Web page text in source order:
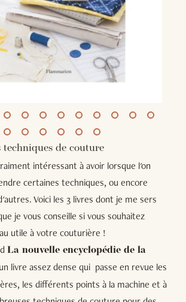
techniques de couture
intéressant à avoir lorsque l'on
certaines techniques, ou encore
Voici les 3 livres dont je me sers
je vous conseille si vous souhaitez
utile à votre couturière !
La nouvelle encyclopédie de la
livre assez dense qui passe en revue les
les différents points à la machine et à